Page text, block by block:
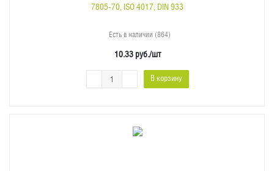
7805-70, ISO 4017, DIN 933
Есть в наличии (864)
10.33руб./шт
В корзину